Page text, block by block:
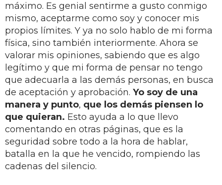
máximo. Es genial sentirme a gusto conmigo
mismo, aceptarme como soy y conocer mis
propios límites. Y ya no solo hablo de mi forma
física, sino también interiormente. Ahora se
valorar mis opiniones, sabiendo que es algo
legítimo y que mi forma de pensar no tengo
que adecuarla a las demás personas, en busca
de aceptación y aprobación. Yo soy de una
manera y punto, que los demás piensen lo
que quieran. Esto ayuda a lo que llevo
comentando en otras páginas, que es la
seguridad sobre todo a la hora de hablar,
batalla en la que he vencido, rompiendo las
cadenas del silencio.